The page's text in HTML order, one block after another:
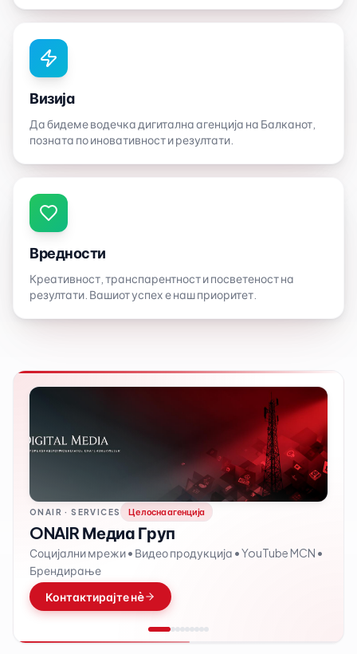
Визија
Да бидеме водечка дигитална агенција на Балканот,
позната по иновативност и резултати.
Вредности
Креативност, транспарентност и посветеност на
резултати. Вашиот успех е наш приоритет.
ONAIR · SERVICES Целосна агенција
ONAIR Медиа Груп
Социјални мрежи • Видео продукција • YouTube MCN •
Брендирање
Контактирајте нè